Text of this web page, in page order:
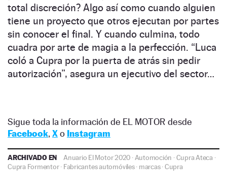
total discreción? Algo así como cuando alguien
tiene un proyecto que otros ejecutan por partes
sin conocer el final. Y cuando culmina, todo
cuadra por arte de magia a la perfección. “Luca
coló a Cupra por la puerta de atrás sin pedir
autorización”, asegura un ejecutivo del sector…
Sigue toda la información de EL MOTOR desde
Facebook, Xo Instagram
ARCHIVADO EN Anuario El Motor 2020 · Automoción ·Cupra Ateca ·
Cupra Formentor· Fabricantes automóviles· marcas·Cupra